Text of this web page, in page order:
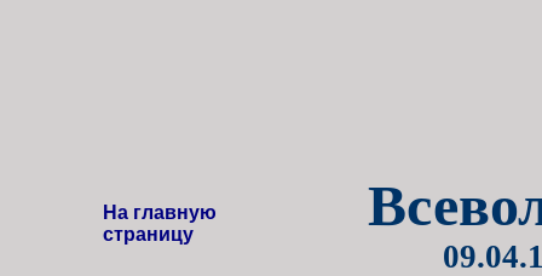
На главную
страницу